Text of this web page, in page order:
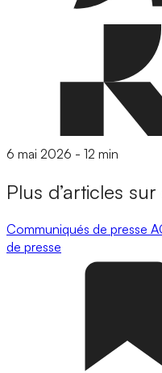
6 mai 2026 - 12 min
Plus d’articles
Communiqués de presse
de presse